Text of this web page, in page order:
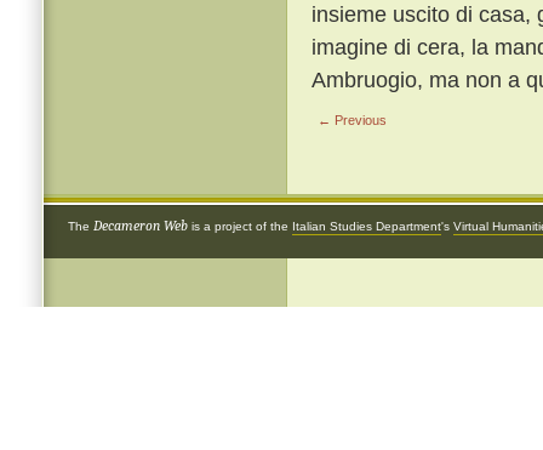
insieme uscito di casa,
imagine di cera, la
Ambruogio, ma non a
← Previous
The Decameron Web is a project of the Italian Studies Department's Virtual